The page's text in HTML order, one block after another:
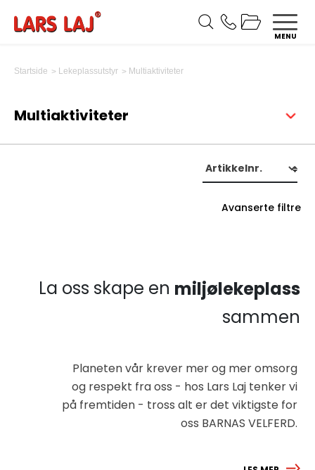
MENU
Startside Lekeplassutstyr Multiaktiviteter
Multiaktiviteter
Avanserte filtre
La oss skape en miljølekeplass
sammen
Planeten vår krever mer og mer omsorg
og respekt fra oss - hos Lars Laj tenker vi
på fremtiden - tross alt er det viktigste for
oss BARNAS VELFERD.